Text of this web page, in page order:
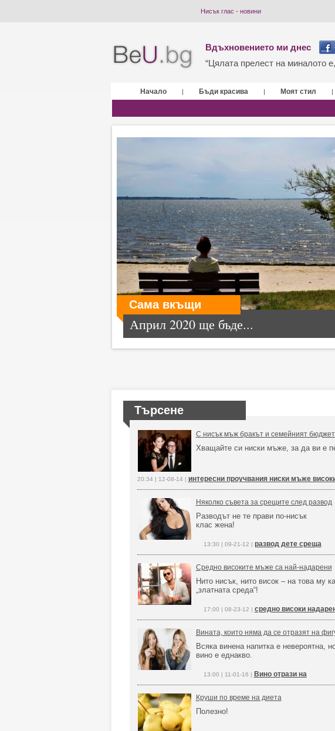
Нисък глас - новини
Вдъхновението ми днес
“Цялата прелест на миналото
Начало | Бъди красива | Моят стил |
Сама вкъщи
Април 2020 ще бъде...
Търсене
С нисък мъж бракът и семейният
Хващайте си ниски мъже, за да ви е
20:34 | 12-08-14 | интересни проучвания ниски мъже
Няколко съвета за срещите след развод
Разводът не те прави по-нисък
клас жена!
13:30 | 09-21-12 | развод дете среща
Средно високите мъже са най-надарени
Нито нисък, нито висок – на това му
„златната среда“!
17:00 | 08-23-12 | средно високи
Вината, които няма да се отразят на
Всяка винена напитка е невероятна,
вино е еднакво.
13:00 | 11-01-16 | Вино отрази на
Круши по време на диета
Полезно!